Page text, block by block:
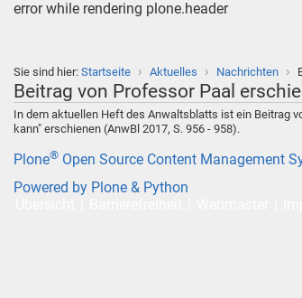
error while rendering plone.header
Sie sind hier: Startseite › Aktuelles › Nachrichten ›
Beitrag von Professor Paal
In dem aktuellen Heft des Anwaltsblatts ist ein Beitrag
kann" erschienen (AnwBl 2017, S. 956 - 958).
Plone® Open Source Content Management
Powered by Plone & Python